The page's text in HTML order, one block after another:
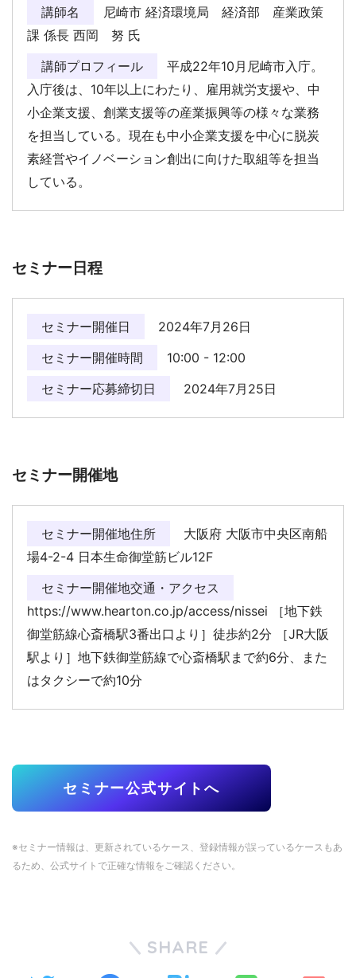
講師名
尼崎市 経済環境局 経済部 産業政策
課 係長 西岡 努 氏
講師プロフィール
平成22年10月尼崎市入庁。
入庁後は、10年以上にわたり、雇用就労支援や、中
小企業支援、創業支援等の産業振興等の様々な業務
を担当している。現在も中小企業支援を中心に脱炭
素経営やイノベーション創出に向けた取組等を担当
している。
セミナー日程
セミナー開催日
2024年7月26日
セミナー開催時間
10:00 - 12:00
セミナー応募締切日
2024年7月25日
セミナー開催地
セミナー開催地住所
大阪府 大阪市中央区南船
場4-2-4 日本生命御堂筋ビル12F
セミナー開催地交通・アクセス
https://www.hearton.co.jp/access/nissei ［地下鉄
御堂筋線心斎橋駅3番出口より］徒歩約2分 ［JR大阪
駅より］地下鉄御堂筋線で心斎橋駅まで約6分、また
はタクシーで約10分
セミナー公式サイトへ
※セミナー情報は、更新されているケース、登録情報が誤っているケースもあ
るため、公式サイトで正確な情報をご確認ください。
SHARE